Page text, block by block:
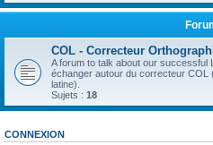
COL - Correcteur
A forum to talk about our successful
échanger autour du correcteur COL
latine).
Sujets : 18
CONNEXION